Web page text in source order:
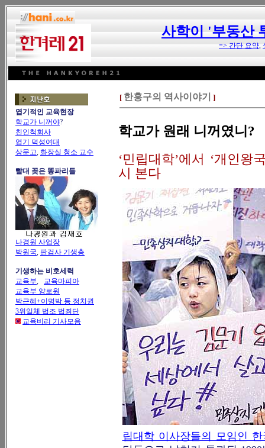
사학이 '부동산
=> 간단 요약,
엽기적인 교육현장
학교가 니꺼야?
친인척회사
엽기 덕성여대
상문고, 화장실 청소 교수
빨대 꽂은 똥파리들
나경원 사업장
박원국, 판검사 기생충
기생하는 비호세력
교육부, 교육마피아
교육부 양로원
박근혜+이명박 등 정치권
3위일체 법조 법죄단
교육비리 기사모음
[ 한홍구의 역사이야기 ]
학교가 원래 니꺼였니?
‘민립대학’에서 ‘개인
시 본다
립대학 이사장들의 모임인